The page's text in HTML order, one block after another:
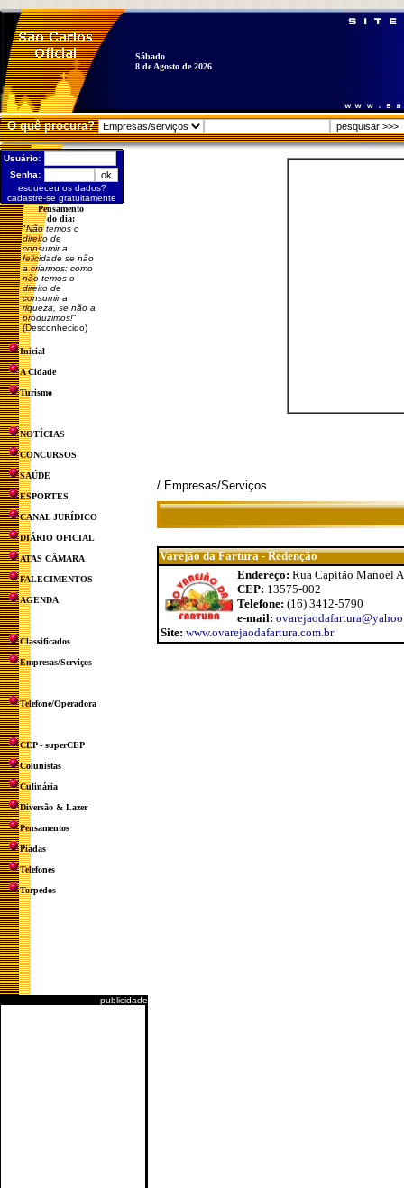
Sábado
8 de Agosto de 2026
O quê procura?
Usuário:
Senha:
esqueceu os dados?
cadastre-se gratuitamente
Pensamento
do dia:
"Não temos o
direito de
consumir a
felicidade se não
a criarmos: como
não temos o
direito de
consumir a
riqueza, se não a
produzimos!"
(Desconhecido)
Inicial
A Cidade
Turismo
NOTÍCIAS
CONCURSOS
SAÚDE
ESPORTES
CANAL JURÍDICO
DIÁRIO OFICIAL
ATAS CÂMARA
FALECIMENTOS
AGENDA
Classificados
Empresas/Serviços
Telefone/Operadora
CEP - superCEP
Colunistas
Culinária
Diversão & Lazer
Pensamentos
Piadas
Telefones
Torpedos
publicidade
/ Empresas/Serviços
Varejão da Fartura - Redenção
Endereço: Rua Capitão Manoel
CEP: 13575-002
Telefone: (16) 3412-5790
e-mail:
Site: www.ovarejaodafartura.com.br